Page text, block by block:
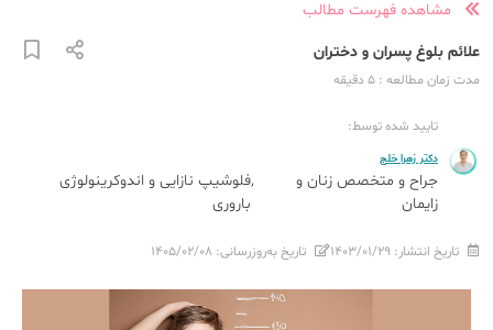
مشاهده فهرست مطالب
علائم بلوغ پسران و دختران
مدت زمان مطالعه : 5 دقیقه
تایید شده توسط:
دکتر زهرا خلج
جراح و متخصص زنان و
زایمان
فلوشیپ نازایی و اندوکرینولوژی
باروری
تاریخ انتشار: ۱۴۰۳/۰۱/۲۹ تاریخ به‌روزرسانی: ۱۴۰۵/۰۲/۰۸